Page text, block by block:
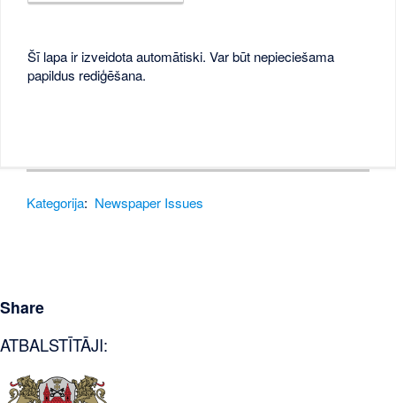
Šī lapa ir izveidota automātiski. Var būt nepieciešama
papildus rediģēšana.
Kategorija: Newspaper Issues
Share
ATBALSTĪTĀJI: